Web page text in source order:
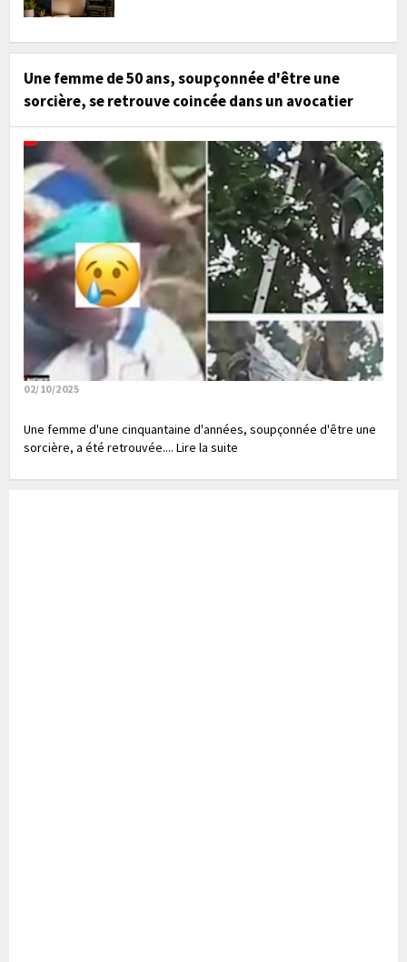
Une femme de 50 ans, soupçonnée d'être une
sorcière, se retrouve coincée dans un avocatier
02/10/2025
Une femme d'une cinquantaine d'années, soupçonnée d'être une
sorcière, a été retrouvée.... Lire la suite